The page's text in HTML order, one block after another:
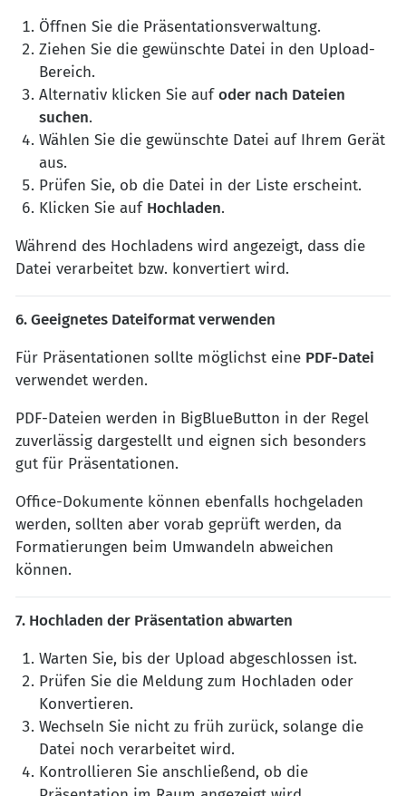
Öffnen Sie die Präsentationsverwaltung.
Ziehen Sie die gewünschte Datei in den Upload-
Bereich.
Alternativ klicken Sie aufoder nach Dateien
suchen.
Wählen Sie die gewünschte Datei auf Ihrem Gerät
aus.
Prüfen Sie, ob die Datei in der Liste erscheint.
Klicken Sie auf Hochladen.
Während des Hochladens wird angezeigt, dass die
Datei verarbeitet bzw. konvertiert wird.
6. Geeignetes Dateiformat verwenden
Für Präsentationen sollte möglichst eine PDF-Datei
verwendet werden.
PDF-Dateien werden in BigBlueButton in der Regel
zuverlässig dargestellt und eignen sich besonders
gut für Präsentationen.
Office-Dokumente können ebenfalls hochgeladen
werden, sollten aber vorab geprüft werden, da
Formatierungen beim Umwandeln abweichen
können.
7. Hochladen der Präsentation abwarten
Warten Sie, bis der Upload abgeschlossen ist.
Prüfen Sie die Meldung zum Hochladen oder
Konvertieren.
Wechseln Sie nicht zu früh zurück, solange die
Datei noch verarbeitet wird.
Kontrollieren Sie anschließend, ob die